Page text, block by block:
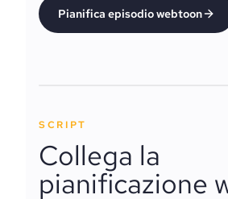
Pianifica episodio webtoon
SCRIPT
Collega la
pianificazione